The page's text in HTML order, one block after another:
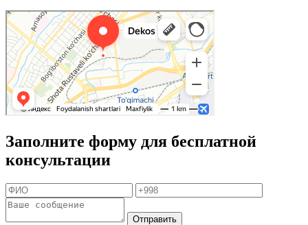
Заполните форму для бесплатной
консультации
Отправить